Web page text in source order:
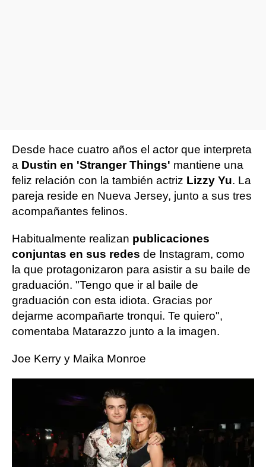
Desde hace cuatro años el actor que interpreta
a Dustin en 'Stranger Things' mantiene una
feliz relación con la también actriz Lizzy Yu. La
pareja reside en Nueva Jersey, junto a sus tres
acompañantes felinos.
Habitualmente realizan publicaciones
conjuntas en sus redes de Instagram, como
la que protagonizaron para asistir a su baile de
graduación. "Tengo que ir al baile de
graduación con esta idiota. Gracias por
dejarme acompañarte tronqui. Te quiero",
comentaba Matarazzo junto a la imagen.
Joe Kerry y Maika Monroe